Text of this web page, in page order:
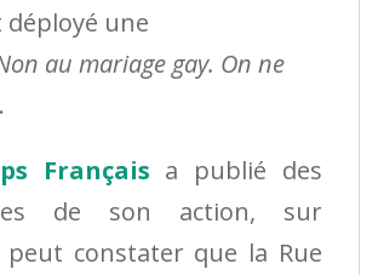
une
au mariage gay. On ne
.
Français a publié des
de son action, sur
constater que la Rue